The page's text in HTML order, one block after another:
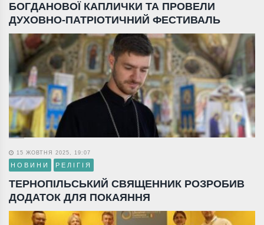
БОГДАНОВОЇ КАПЛИЧКИ ТА ПРОВЕЛИ
ДУХОВНО-ПАТРІОТИЧНИЙ ФЕСТИВАЛЬ
15 ЖОВТНЯ 2025, 19:07
НОВИНИ РЕЛІГІЯ
ТЕРНОПІЛЬСЬКИЙ СВЯЩЕННИК РОЗРОБИВ
ДОДАТОК ДЛЯ ПОКАЯННЯ